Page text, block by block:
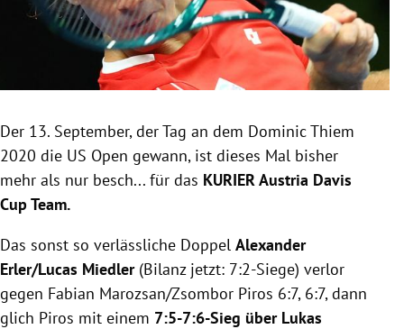
Untermenü
Untermenü
Der 13. September, der Tag an dem Dominic Thiem
2020 die US Open gewann, ist dieses Mal bisher
mehr als nur besch... für das KURIER Austria Davis
Cup Team.
Das sonst so verlässliche Doppel Alexander
Erler/Lucas Miedler(Bilanz jetzt: 7:2-Siege) verlor
gegen Fabian Marozsan/Zsombor Piros 6:7, 6:7, dann
glich Piros mit einem 7:5-7:6-Sieg über Lukas